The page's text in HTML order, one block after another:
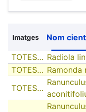
Imatges Nom
TOTES… Radiola
TOTES… Ramonda
TOTES…